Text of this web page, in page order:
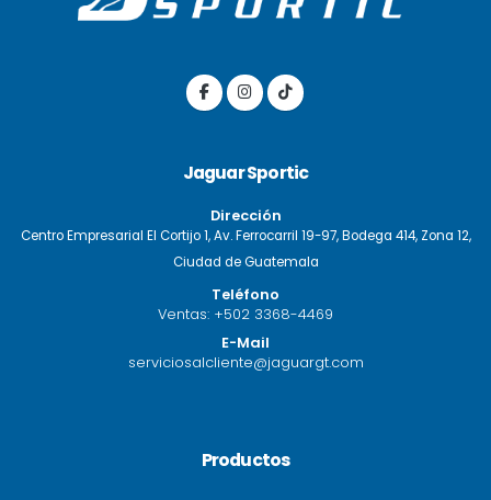
Jaguar Sportic
Dirección
Centro Empresarial El Cortijo 1, Av. Ferrocarril 19-97, Bodega 414, Zona 12,
Ciudad de Guatemala
Teléfono
Ventas: +502 3368-4469
E-Mail
serviciosalcliente@jaguargt.com
Productos